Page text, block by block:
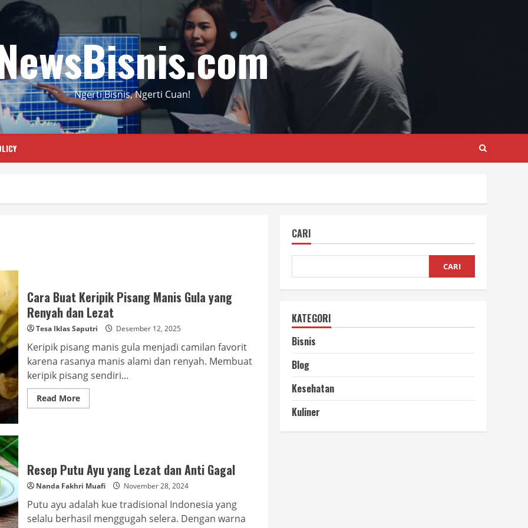
Ngerti Bisnis, Ngerti Cuan!
Cara Buat Keripik Pisang Manis Gula yang
Renyah dan Lezat
Tesa Iklas Saputri Desember 12, 2025
Keripik pisang manis gula menjadi camilan favorit
karena rasanya manis alami dan renyah. Membuat
keripik pisang sendiri...
Read MoreRead
more
Gula
yang
Renyah
dan
Resep Putu Ayu yang Lezat dan Anti Gagal
Nanda Fakhri Muafi November 28, 2024
Putu ayu adalah kue tradisional Indonesia yang
selalu berhasil menggugah selera. Dengan warna
CARI
CARI
KATEGORI
Bisnis
Blog
Kesehatan
Kuliner